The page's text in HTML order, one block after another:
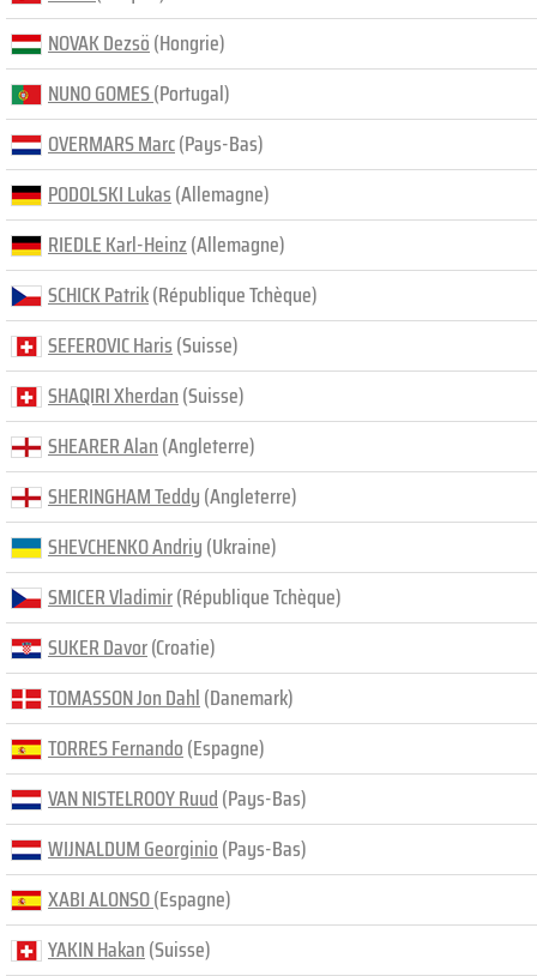
NOVAK Dezsö(Hongrie)
NUNO GOMES(Portugal)
OVERMARS Marc(Pays-Bas)
PODOLSKI Lukas(Allemagne)
RIEDLE Karl-Heinz(Allemagne)
SCHICK Patrik(République Tchèque)
SEFEROVIC Haris(Suisse)
SHAQIRI Xherdan(Suisse)
SHEARER Alan(Angleterre)
SHERINGHAM Teddy(Angleterre)
SHEVCHENKO Andriy(Ukraine)
SMICER Vladimir(République Tchèque)
SUKER Davor(Croatie)
TOMASSON Jon Dahl(Danemark)
TORRES Fernando(Espagne)
VAN NISTELROOY Ruud(Pays-Bas)
WIJNALDUM Georginio(Pays-Bas)
XABI ALONSO(Espagne)
YAKIN Hakan(Suisse)